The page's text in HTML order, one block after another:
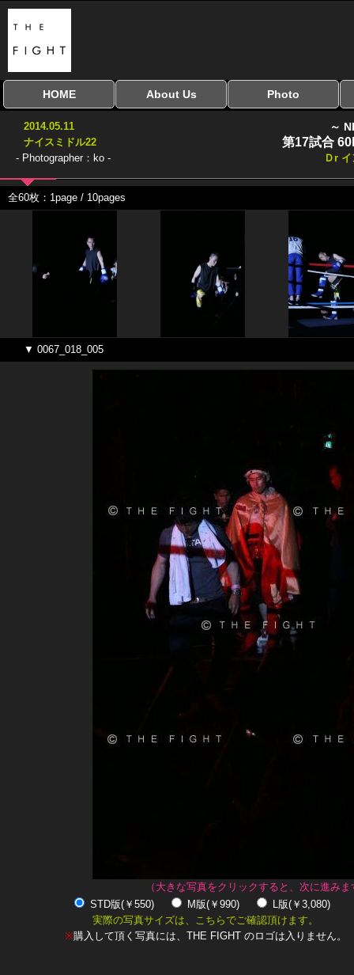
HOME
全興行を表示
ナイスミドル
アマチュアキック
協議会
全日本学生キック
建武館キッズ大会
Bigbang
おやじファイト
About Us Photo
2014.05.11
ナイスミドル22
- Photographer：ko -
～
第17試合
Ｄr
全60枚：1page / 10pages
▼ 0067_018_005
（大きな写真をクリックすると、次に進みま
STD版(￥550)
M版(￥990)
L版(￥3,080)
実際の写真サイズは、こちらでご確認頂けます。
※購入して頂く写真には、THE FIGHT のロゴは入りません。